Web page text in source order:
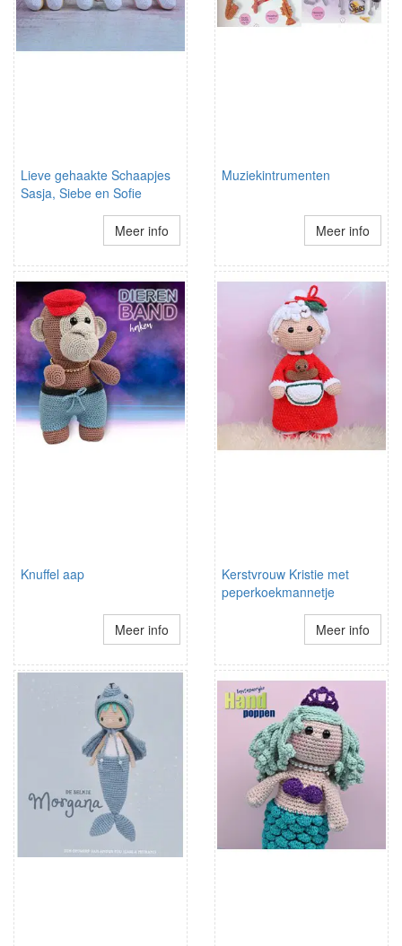
Lieve gehaakte Schaapjes
Sasja, Siebe en Sofie
Meer info
Muziekintrumenten
Meer info
Knuffel aap
Meer info
Kerstvrouw Kristie met
peperkoekmannetje
Meer info